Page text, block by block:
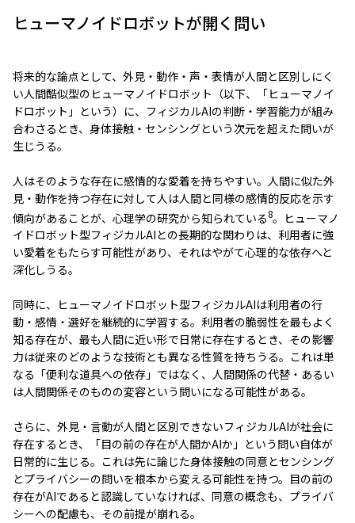
ヒューマノイドロボットが開く問い
将来的な論点として、外見・動作・声・表情が人間と区別しにく
い人間酷似型のヒューマノイドロボット（以下、「ヒューマノイ
ドロボット」という）に、フィジカルAIの判断・学習能力が組み
合わさるとき、身体接触・センシングという次元を超えた問いが
生じうる。
人はそのような存在に感情的な愛着を持ちやすい。人間に似た外
見・動作を持つ存在に対して人は人間と同様の感情的反応を示す
傾向があることが、心理学の研究から知られている8。ヒューマノ
イドロボット型フィジカルAIとの長期的な関わりは、利用者に強
い愛着をもたらす可能性があり、それはやがて心理的な依存へと
深化しうる。
同時に、ヒューマノイドロボット型フィジカルAIは利用者の行
動・感情・選好を継続的に学習する。利用者の脆弱性を最もよく
知る存在が、最も人間に近い形で日常に存在するとき、その影響
力は従来のどのような技術とも異なる性質を持ちうる。これは単
なる「便利な道具への依存」ではなく、人間関係の代替・あるい
は人間関係そのものの変容という問いになる可能性がある。
さらに、外見・言動が人間と区別できないフィジカルAIが社会に
存在するとき、「目の前の存在が人間かAIか」という問い自体が
日常的に生じる。これは先に論じた身体接触の同意とセンシング
とプライバシーの問いを根本から変える可能性を持つ。目の前の
存在がAIであると認識していなければ、同意の概念も、プライバ
シーへの配慮も、その前提が崩れる。